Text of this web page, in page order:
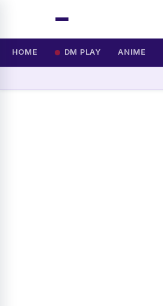
HOME DM PLAY ANIME